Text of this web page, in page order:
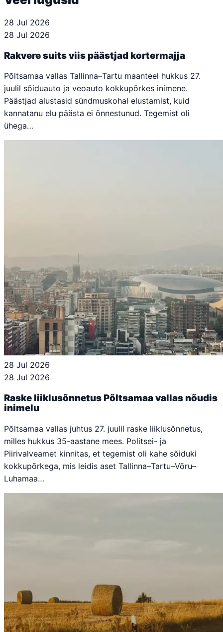
28 Jul 2026
28 Jul 2026
Rakvere suits viis päästjad kortermajja
Põltsamaa vallas Tallinna–Tartu maanteel hukkus 27.
juulil sõiduauto ja veoauto kokkupõrkes inimene.
Päästjad alustasid sündmuskohal elustamist, kuid
kannatanu elu päästa ei õnnestunud. Tegemist oli
ühega…
28 Jul 2026
28 Jul 2026
Raske liiklusõnnetus Põltsamaa vallas nõudis
inimelu
Põltsamaa vallas juhtus 27. juulil raske liiklusõnnetus,
milles hukkus 35-aastane mees. Politsei- ja
Piirivalveamet kinnitas, et tegemist oli kahe sõiduki
kokkupõrkega, mis leidis aset Tallinna–Tartu–Võru–
Luhamaa…